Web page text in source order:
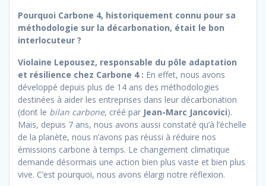
Pourquoi Carbone 4, historiquement connu pour sa
méthodologie sur la décarbonation, était le bon
interlocuteur ?
Violaine Lepousez, responsable du pôle adaptation
et résilience chez Carbone 4 : En effet, nous avons
développé depuis plus de 14 ans des méthodologies
destinées à aider les entreprises dans leur décarbonation
(dont le bilan carbone, créé par Jean-Marc Jancovici).
Mais, depuis 7 ans, nous avons aussi constaté qu’à l’échelle
de la planète, nous n’avons pas réussi à réduire nos
émissions carbone à temps. Le changement climatique
demande désormais une action bien plus vaste et bien plus
vive. C’est pourquoi, nous avons élargi notre réflexion.